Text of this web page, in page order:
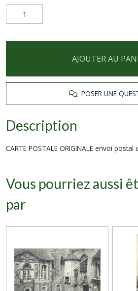
AJOUTER AU
POSER UNE
Description
CARTE POSTALE ORIGINALE envoi
Vous pourriez aussi
par